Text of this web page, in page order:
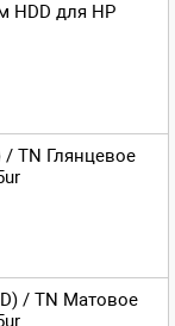
HDD для HP
/ TN Глянцевое
/ TN Матовое